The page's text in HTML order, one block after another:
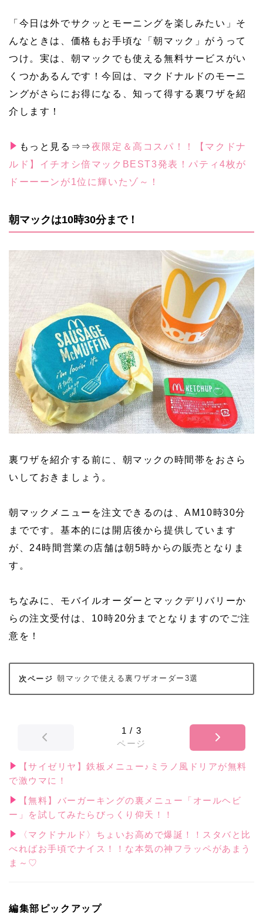
「今日は外でサクッとモーニングを楽しみたい」そ
んなときは、価格もお手頃な「朝マック」がうって
つけ。実は、朝マックでも使える無料サービスがい
くつかあるんです！今回は、マクドナルドのモーニ
ングがさらにお得になる、知って得する裏ワザを紹
介します！
もっと見る⇒⇒夜限定＆高コスパ！！【マクドナ
ルド】イチオシ倍マックBEST3発表！パティ4枚が
ドーーーンが1位に輝いたゾ～！
朝マックは10時30分まで！
裏ワザを紹介する前に、朝マックの時間帯をおさら
いしておきましょう。
朝マックメニューを注文できるのは、AM10時30分
までです。基本的には開店後から提供しています
が、24時間営業の店舗は朝5時からの販売となりま
す。
ちなみに、モバイルオーダーとマックデリバリーか
らの注文受付は、10時20分までとなりますのでご注
意を！
朝マックで使える裏ワザオーダー3選
1 / 3
ページ
【サイゼリヤ】鉄板メニュー♪ミラノ風ドリアが無料
で激ウマに！
【無料】バーガーキングの裏メニュー「オールヘビ
ー」を試してみたらびっくり仰天！！
〈マクドナルド〉ちょいお高めで爆誕！！スタバと比
べればお手頃でナイス！！な本気の神フラッペがあまう
ま～♡
編集部ピックアップ